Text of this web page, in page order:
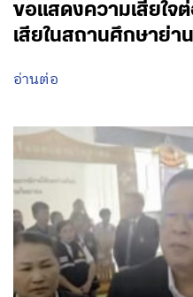
ขอแสดงความเสียใ
เสียในสถานศึกษาย่
อ่านต่อ